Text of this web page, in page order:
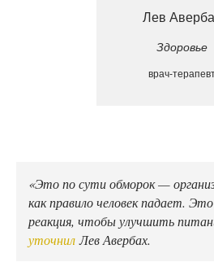
Лев
Здоровье
врач-
«Это по сути обморок —
как правило человек падает.
реакция, чтобы улучшить
уточнилЛев Авербах.